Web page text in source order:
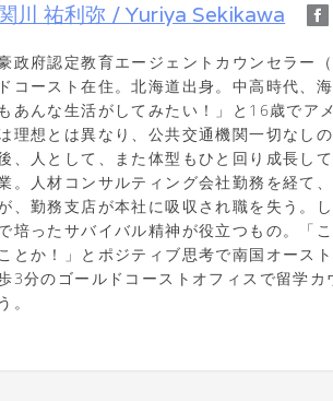
川 祐利弥 / Yuriya Sekikawa
政府認定教育エージェントカウンセラー
ドコースト在住。北海道出身。中高時代、
もあんな生活がしてみたい！」と16歳でア
理想とは異なり、公共交通機関一切なし
、人として、また体型もひと回り成長し
。人材コンサルティング会社勤務を経て
、勤務支店が本社に吸収され職を失う。
培ったサバイバル精神が役立つもの。「
とか！」とポジティブ思考で南国オース
3分のゴールドコーストオフィスで留学
う。